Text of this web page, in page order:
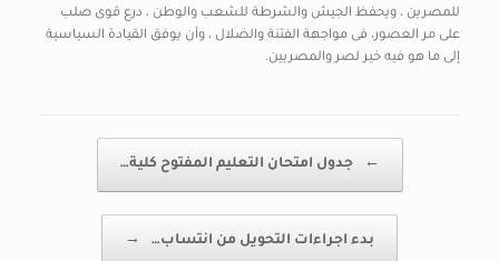
للمصرين ، ويحفظ الجيش والشرطة للشعب والوطن ، درع قوى صلب
على مر العصور، فى مواجهة الفتنة والضلال ، وأن يوفق القيادة السياسية
إلى ما هو فيه خير لصر والمصريين.
← جدول امتحان التعليم المفتوح كلية…
بدء اجراءات التحويل من انتساب… →